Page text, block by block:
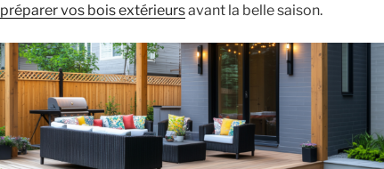
préparer vos bois extérieursavant la belle saison.